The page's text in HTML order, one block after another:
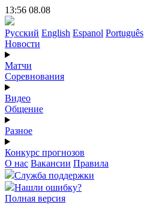
13:56 08.08
Русский English Espanol Português
Новости
Матчи
Соревнования
Видео
Общение
Разное
Конкурс прогнозов
О нас Вакансии Правила
Служба поддержки
Нашли ошибку?
Полная версия